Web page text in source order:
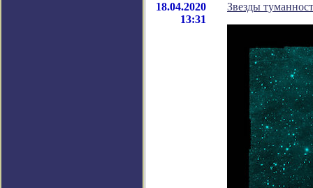
18.04.2020
13:31
Звезды